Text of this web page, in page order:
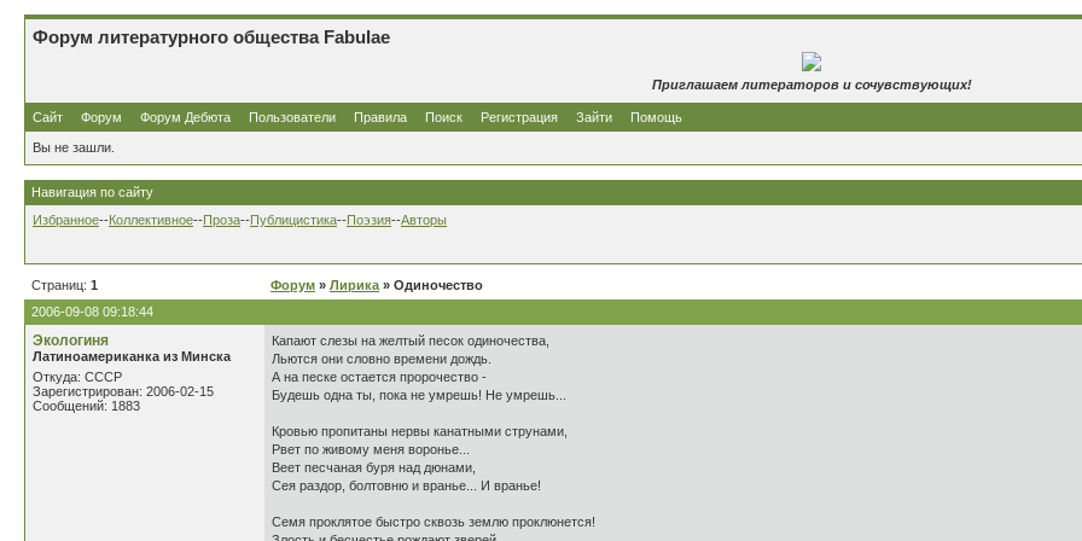
Форум литературного общества Fabulae
Приглашаем литераторов и сочувствующих!
Сайт Форум Форум Дебюта Пользователи Правила Поиск Регистрация Зайти Помощь
Вы не зашли.
Навигация по сайту
Избранное--Коллективное--Проза--Публицистика--Поэзия--Авторы
Страниц: 1 Форум » Лирика » Одиночество
2006-09-08 09:18:44
Экологиня
Латиноамериканка из Минска
Откуда: СССР
Зарегистрирован: 2006-02-15
Сообщений: 1883
Капают слезы на желтый песок одиночества,
Льются они словно времени дождь.
А на песке остается пророчество -
Будешь одна ты, пока не умрешь! Не умрешь...
Кровью пропитаны нервы канатными струнами,
Рвет по живому меня воронье...
Веет песчаная буря над дюнами,
Сея раздор, болтовню и вранье... И вранье!
Семя проклятое быстро сквозь землю проклюнется!